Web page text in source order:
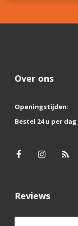
Over ons
Openingstijden:
Bestel 24 u per
Reviews